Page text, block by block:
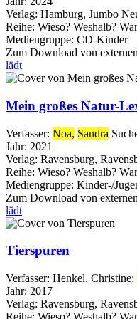
Verlag: Hamburg, Jumbo
Reihe: Wieso? Weshalb?
Mediengruppe: CD-Kinder
Zum Download von
lädt
Mein großes Natur-
Verfasser: Noa, Sandra
Jahr: 2021
Verlag: Ravensburg,
Reihe: Wieso? Weshalb?
Mediengruppe: Kinder-/
Zum Download von
lädt
Tierspuren
Verfasser: Henkel, Christine;
Jahr: 2017
Verlag: Ravensburg,